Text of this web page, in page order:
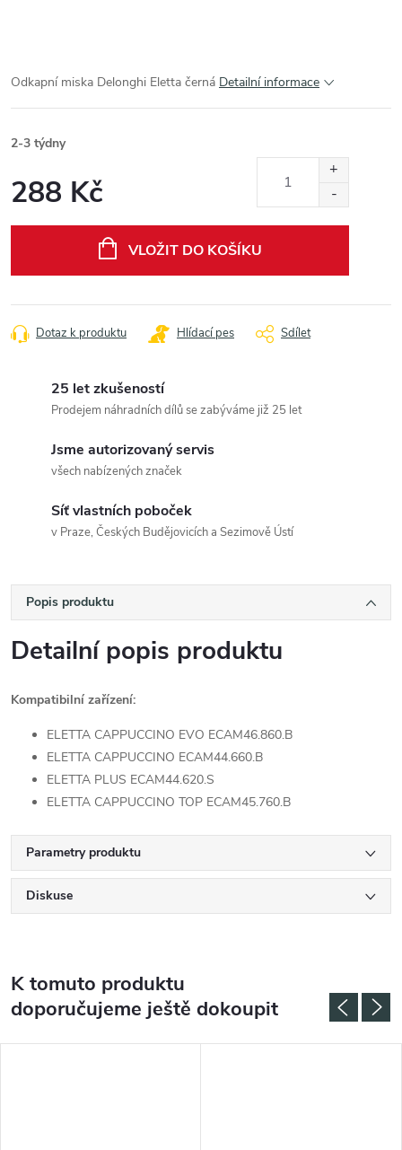
Odkapní miska Delonghi Eletta černá Detailní informace
2-3 týdny
288 Kč
VLOŽIT DO KOŠÍKU
Dotaz k produktu Hlídací pes Sdílet
25 let zkušeností
Prodejem náhradních dílů se zabýváme již 25 let
Jsme autorizovaný servis
všech nabízených značek
Síť vlastních poboček
v Praze, Českých Budějovicích a Sezimově Ústí
Popis produktu
Detailní popis produktu
Kompatibilní zařízení:
ELETTA CAPPUCCINO EVO ECAM46.860.B
ELETTA CAPPUCCINO ECAM44.660.B
ELETTA PLUS ECAM44.620.S
ELETTA CAPPUCCINO TOP ECAM45.760.B
Parametry produktu
Diskuse
K tomuto produktu
doporučujeme ještě dokoupit